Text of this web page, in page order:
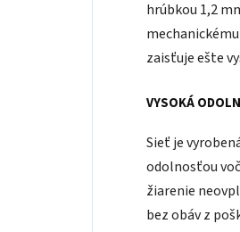
hrúbkou 1,2
zaisťuje ešte
VYSOKÁ
Sieť je
odolnosťou
žiarenie
bez obáv z